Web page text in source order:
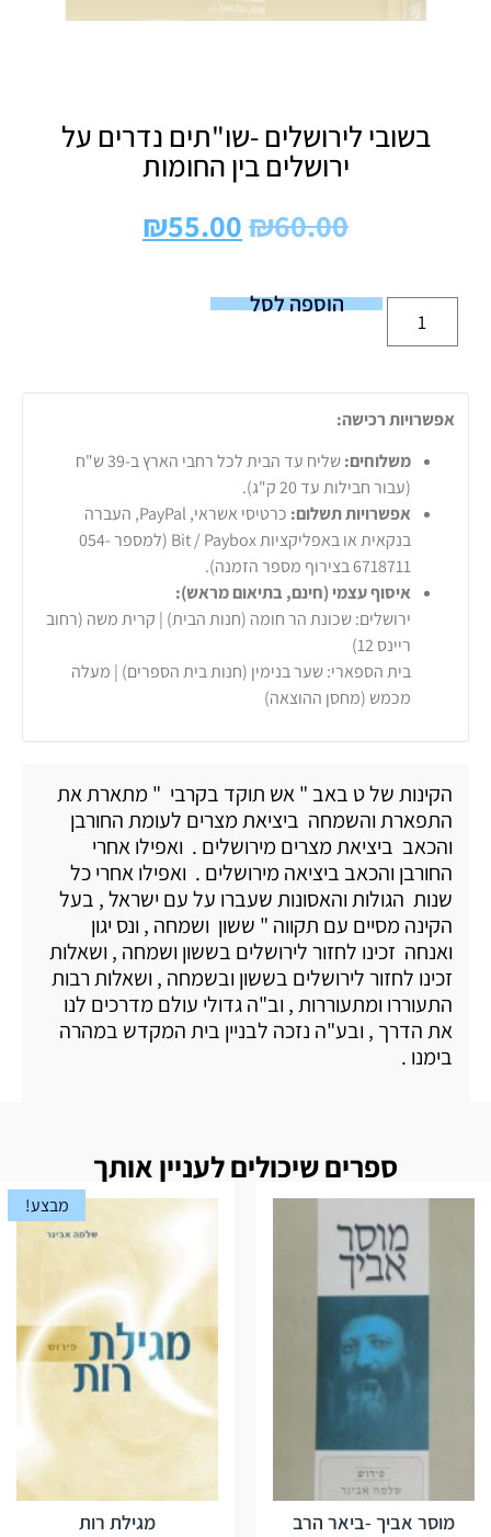
בשובי לירושלים -שו"תים נדרים על
ירושלים בין החומות
₪60.00
₪55.00
הוספה לסל
אפשרויות רכישה:
משלוחים:
שליח עד הבית לכל רחבי הארץ ב-39 ש"ח
(עבור חבילות עד 20 ק"ג).
אפשרויות תשלום:
כרטיסי אשראי, PayPal, העברה
בנקאית או באפליקציות Bit / Paybox (למספר 054-
6718711 בצירוף מספר הזמנה).
איסוף עצמי (חינם, בתיאום מראש):
ירושלים: שכונת הר חומה (חנות הבית) | קרית משה (רחוב
ריינס 12)
בית הספארי: שער בנימין (חנות בית הספרים) | מעלה
מכמש (מחסן ההוצאה)
הקינות של ט באב " אש תוקד בקרבי " מתארת את
התפארת והשמחה ביציאת מצרים לעומת החורבן
והכאב ביציאת מצרים מירושלים . ואפילו אחרי
החורבן והכאב ביציאה מירושלים . ואפילו אחרי כל
שנות הגולות והאסונות שעברו על עם ישראל , בעל
הקינה מסיים עם תקווה " ששון ושמחה , ונס יגון
ואנחה זכינו לחזור לירושלים בששון ושמחה , ושאלות
זכינו לחזור לירושלים בששון ובשמחה , ושאלות רבות
התעוררו ומתעוררות , וב"ה גדולי עולם מדרכים לנו
את הדרך , ובע"ה נזכה לבניין בית המקדש במהרה
בימנו .
ספרים שיכולים לעניין אותך
מוסר אביך -ביאר הרב
מבצע!
מגילת רות